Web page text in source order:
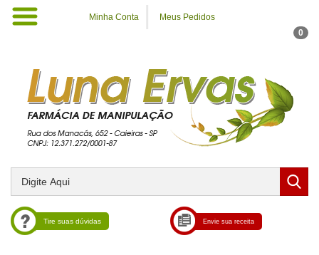
Minha Conta
Meus Pedidos
0
Tire suas dúvidas Envie sua receita